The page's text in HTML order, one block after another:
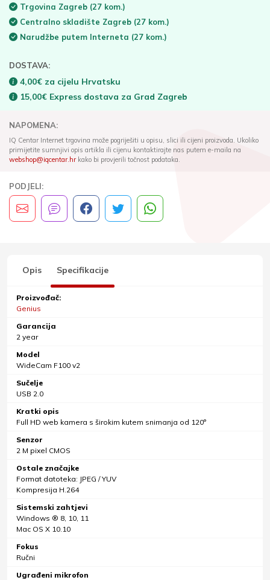
Trgovina Zagreb (27 kom.)
Centralno skladište Zagreb (27 kom.)
Narudžbe putem Interneta (27 kom.)
DOSTAVA:
4,00€ za cijelu Hrvatsku
15,00€ Express dostava za Grad Zagreb
NAPOMENA:
IQ Centar Internet trgovina može pogriješiti u opisu, slici ili cijeni proizvoda. Ukoliko
primijetite sumnjivi opis artikla ili cijenu kontaktirajte nas putem e-maila na
webshop@iqcentar.hrkako bi provjerili točnost podataka.
PODJELI:
Opis Specifikacije
Proizvođač:
Genius
Garancija
2 year
Model
WideCam F100 v2
Sučelje
USB 2.0
Kratki opis
Full HD web kamera s širokim kutem snimanja od 120°
Senzor
2 M pixel CMOS
Ostale značajke
Format datoteka: JPEG / YUV
Kompresija H.264
Sistemski zahtjevi
Windows ® 8, 10, 11
Mac OS X 10.10
Fokus
Ručni
Ugrađeni mikrofon